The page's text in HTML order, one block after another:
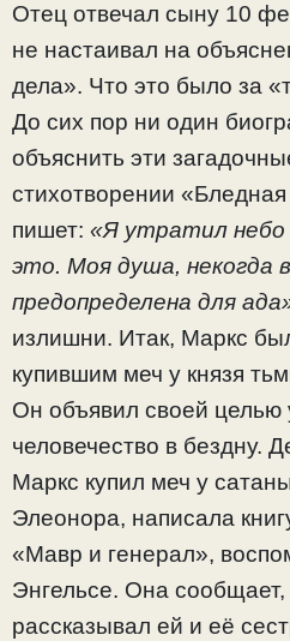
Отец отвечал сыну 10
не настаивал на
дела». Что это было за
До сих пор ни один
объяснить эти
стихотворении
пишет: «Я утратил небо
это. Моя душа, некогда
предопределена для
излишни. Итак, Маркс
купившим меч у князя
Он объявил своей целью
человечество в бездну.
Маркс купил меч у
Элеонора, написала
«Мавр и генерал»,
Энгельсе. Она
рассказывал ей и её